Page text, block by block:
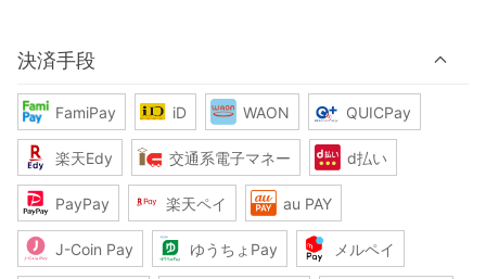
決済手段
FamiPay iD WAON QUICPay
楽天Edy 交通系電子マネー d払い
PayPay 楽天ペイ au PAY
J-Coin Pay ゆうちょPay メルペイ